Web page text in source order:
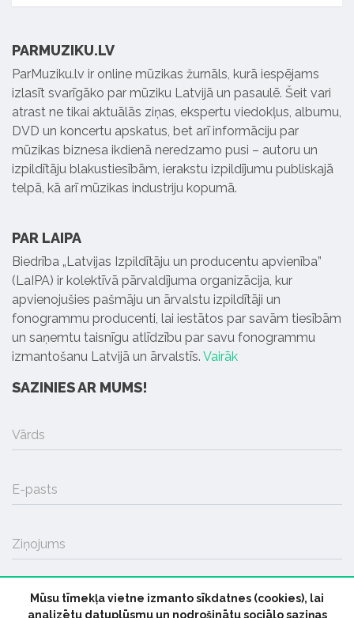
PARMUZIKU.LV
ParMuziku.lv ir online mūzikas žurnāls, kurā iespējams
izlasīt svarīgāko par mūziku Latvijā un pasaulē. Šeit vari
atrast ne tikai aktuālās ziņas, ekspertu viedokļus, albumu,
DVD un koncertu apskatus, bet arī informāciju par
mūzikas biznesa ikdienā neredzamo pusi – autoru un
izpildītāju blakustiesībām, ierakstu izpildījumu publiskajā
telpā, kā arī mūzikas industriju kopumā.
PAR LAIPA
Biedrība „Latvijas Izpildītāju un producentu apvienība”
(LaIPA) ir kolektīvā pārvaldījuma organizācija, kur
apvienojušies pašmāju un ārvalstu izpildītāji un
fonogrammu producenti, lai iestātos par savām tiesībām
un saņemtu taisnīgu atlīdzību par savu fonogrammu
izmantošanu Latvijā un ārvalstīs. Vairāk
SAZINIES AR MUMS!
Vārds
E-pasts
Ziņojums
SŪTĪT
Mūsu tīmekļa vietne izmanto sīkdatnes (cookies), lai
analizētu datuplūsmu un nodrošinātu sociālo saziņas